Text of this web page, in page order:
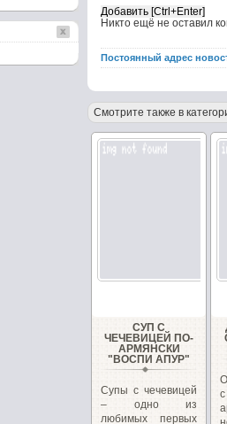
Никто ещё не оставил
Постоянный адрес
Смотрите также в
СУП С
ЧЕЧЕВИЦЕЙ ПО-
АРМЯНСКИ
"ВОСПИ АПУР"
Супы с чечевицей
– одно из
любимых первых